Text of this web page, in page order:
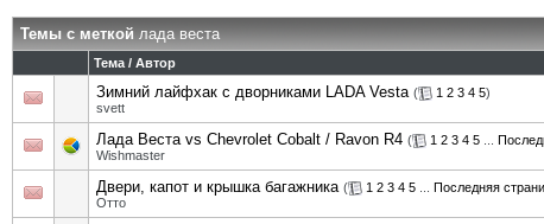
Темы с меткойлада веста
Тема / Автор
Зимний лайфхак с дворниками LADA Vesta ( 1 2 3 4 5)
svett
Лада Веста vs Chevrolet Cobalt / Ravon R4 ( 1 2 3 4 5
Wishmaster
Двери, капот и крышка багажника ( 1 2 3 4 5 Последняя
Отто